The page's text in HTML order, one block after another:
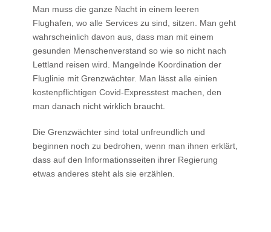
Man muss die ganze Nacht in einem leeren
Flughafen, wo alle Services zu sind, sitzen. Man geht
wahrscheinlich davon aus, dass man mit einem
gesunden Menschenverstand so wie so nicht nach
Lettland reisen wird. Mangelnde Koordination der
Fluglinie mit Grenzwächter. Man lässt alle einien
kostenpflichtigen Covid-Expresstest machen, den
man danach nicht wirklich braucht.
Die Grenzwächter sind total unfreundlich und
beginnen noch zu bedrohen, wenn man ihnen erklärt,
dass auf den Informationsseiten ihrer Regierung
etwas anderes steht als sie erzählen.